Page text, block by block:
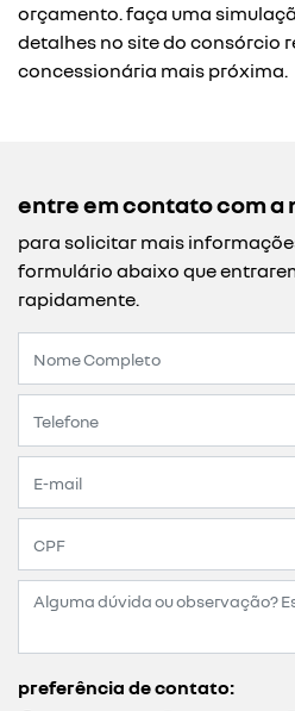
orçamento. faça uma
detalhes no site do consórcio
concessionária mais próxima.
entre em contato com a
para solicitar mais
formulário abaixo que
rapidamente.
preferência de contato: